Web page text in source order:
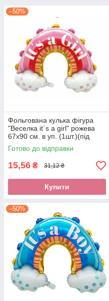
–50%
Фольгована кулька фігура
"Веселка it`s a girl" рожева
67х90 см. в уп. (1шт.)(під
повітря)
Готово до відправки
15,56 ₴ 31,12 ₴
Купити
–50%